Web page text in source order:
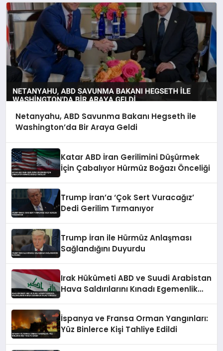
Netanyahu, ABD Savunma Bakanı Hegseth ile
Washington’da Bir Araya Geldi
Katar ABD İran Gerilimini Düşürmek
İçin Çabalıyor Hürmüz Boğazı Önceliği
Trump İran’a ‘Çok Sert Vuracağız’
Dedi Gerilim Tırmanıyor
Trump İran ile Hürmüz Anlaşması
Sağlandığını Duyurdu
Irak Hükümeti ABD ve Suudi Arabistan
Hava Saldırılarını Kınadı Egemenlik
İspanya ve Fransa Orman Yangınları:
Yüz Binlerce Kişi Tahliye Edildi